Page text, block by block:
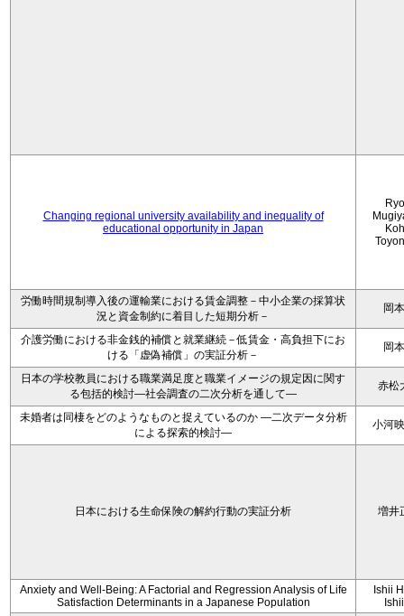
Changing regional university availability and inequality of
educational opportunity in Japan
労働時間規制導入後の運輸業における賃金調整－中小企業の採算状
況と資金制約に着目した短期分析－
岡
介護労働における非金銭的補償と就業継続－低賃金・高負担下にお
ける「虚偽補償」の実証分析－
岡
日本の学校教員における職業満足度と職業イメージの規定因に関す
る包括的検討―社会調査の二次分析を通して―
赤松
未婚者は同棲をどのようなものと捉えているのか —二次データ分析
による探索的検討—
小河
日本における生命保険の解約行動の実証分析 増井
Anxiety and Well-Being: A Factorial and Regression Analysis of Life
Satisfaction Determinants in a Japanese Population
Ishii